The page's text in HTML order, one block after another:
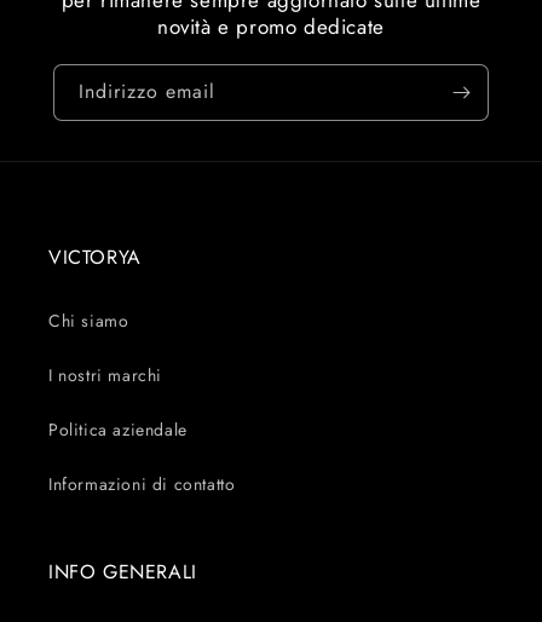
novità e promo dedicate
Indirizzo email
VICTORYA
Chi siamo
I nostri marchi
Politica aziendale
Informazioni di contatto
INFO GENERALI